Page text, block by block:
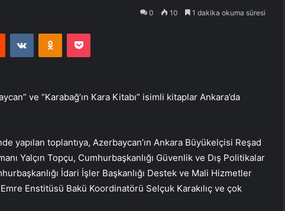
0 10 1 dakika okuma süresi
Reddit VKontakteOdnoklassniki
Pocket
ve “Karabağ’ın Kara Kitabı” isimli kitaplar Ankara’da
yapılan toplantıya, Azerbaycan’ın Ankara Büyükelçisi Reşad
Yalçın Topçu, Cumhurbaşkanlığı Güvenlik ve Dış Politikalar
İdari İşler Başkanlığı Destek ve Mali Hizmetler
Enstitüsü Bakü Koordinatörü Selçuk Karakılıç ve çok